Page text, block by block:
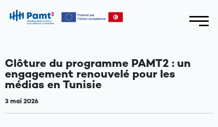
Clôture du programme PAMT2 : un
engagement renouvelé pour les
médias en Tunisie
3 mai 2026